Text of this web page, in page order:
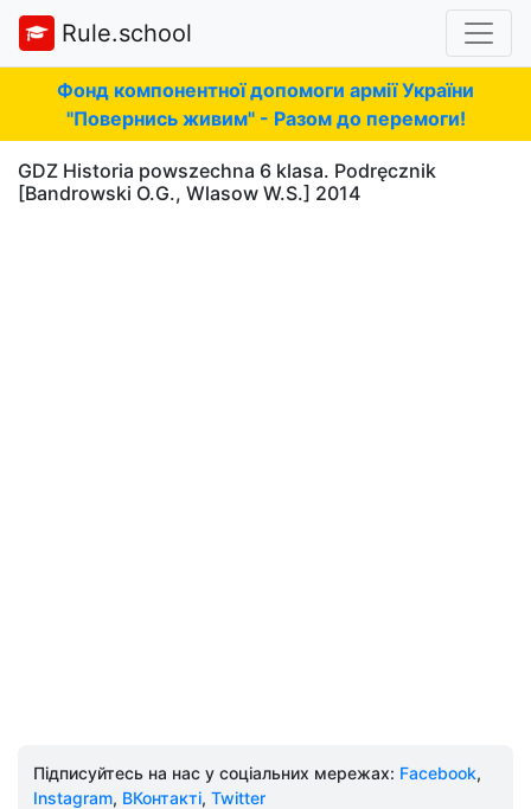
Rule.school
Фонд компонентної допомоги армії України
"Повернись живим" - Разом до перемоги!
GDZ Historia powszechna 6 klasa. Podręcznik
[Bandrowski O.G., Wlasow W.S.] 2014
Підписуйтесь на нас у соціальних мережах: Facebook,
Instagram, ВКонтакті, Twitter